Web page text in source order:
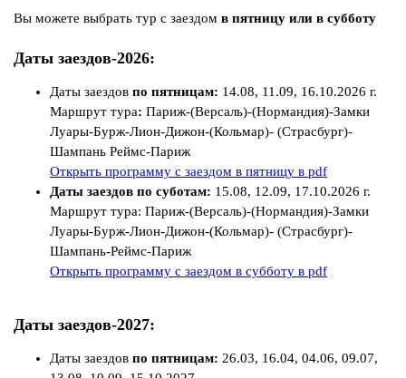
Вы можете выбрать тур с заездом в пятницу или в субботу
Даты заездов-2026:
Даты заездов по пятницам: 14.08, 11.09, 16.10.2026 г.
Маршрут тура: Париж-(Версаль)-(Нормандия)-Замки
Луары-Бурж-Лион-Дижон-(Кольмар)- (Страсбург)-
Шампань Реймс-Париж
Открыть программу с заездом в пятницу в pdf
Даты заездов по суботам: 15.08, 12.09, 17.10.2026 г.
Маршрут тура: Париж-(Версаль)-(Нормандия)-Замки
Луары-Бурж-Лион-Дижон-(Кольмар)- (Страсбург)-
Шампань-Реймс-Париж
Открыть программу с заездом в субботу в pdf
Даты заездов-2027:
Даты заездов по пятницам: 26.03, 16.04, 04.06, 09.07,